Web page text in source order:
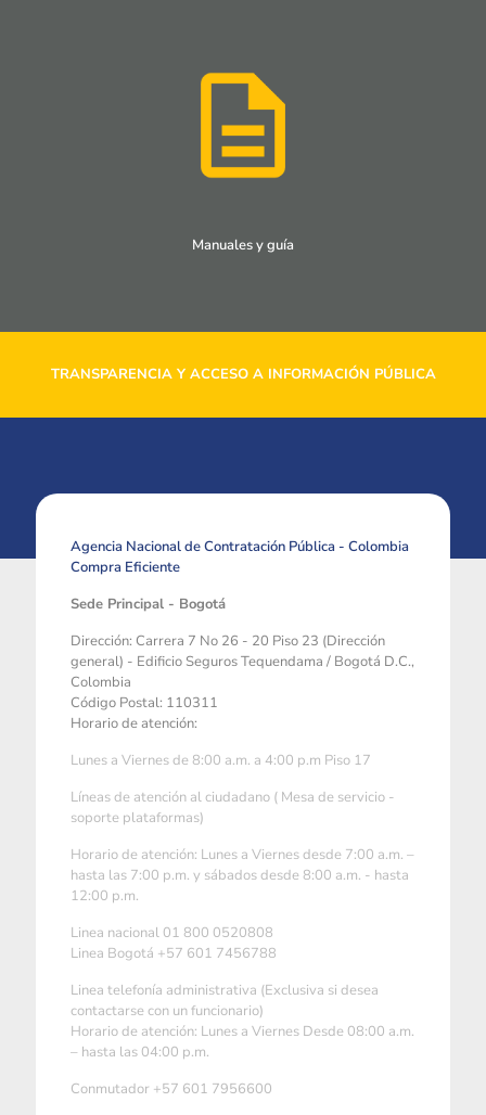
Manuales y guía
TRANSPARENCIA Y ACCESO A INFORMACIÓN PÚBLICA
Agencia Nacional de Contratación Pública - Colombia
Compra Eficiente
Sede Principal - Bogotá
Dirección: Carrera 7 No 26 - 20 Piso 23 (Dirección
general) - Edificio Seguros Tequendama / Bogotá D.C.,
Colombia
Código Postal: 110311
Horario de atención:
Lunes a Viernes de 8:00 a.m. a 4:00 p.m Piso 17
Líneas de atención al ciudadano ( Mesa de servicio -
soporte plataformas)
Horario de atención: Lunes a Viernes desde 7:00 a.m. –
hasta las 7:00 p.m. y sábados desde 8:00 a.m. - hasta
12:00 p.m.
Linea nacional 01 800 0520808
Linea Bogotá +57 601 7456788
Linea telefonía administrativa (Exclusiva si desea
contactarse con un funcionario)
Horario de atención: Lunes a Viernes Desde 08:00 a.m.
– hasta las 04:00 p.m.
Conmutador +57 601 7956600